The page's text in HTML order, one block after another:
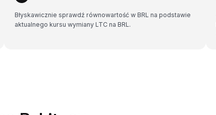
Błyskawicznie sprawdź równowartość w BRL na podstawie
aktualnego kursu wymiany LTC na BRL.